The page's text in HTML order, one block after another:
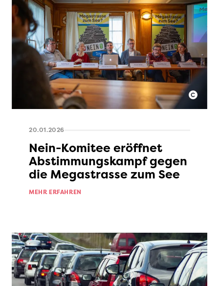
20.01.2026
Nein-Komitee eröffnet
Abstimmungskampf gegen
die Megastrasse zum See
MEHR ERFAHREN